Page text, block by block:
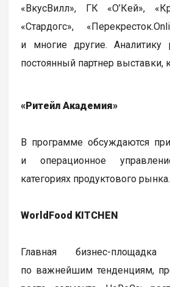
«ВкусВилл», ГК «О’Кей»,
«Стардогс»,
и многие другие. Аналитику
постоянный партнер выставки,
«Ритейл Академия»
В программе обсуждаются
и операционное
категориях продуктового рынка.
WorldFood KITCHEN
Главная бизнес-
по важнейшим тенденциям,